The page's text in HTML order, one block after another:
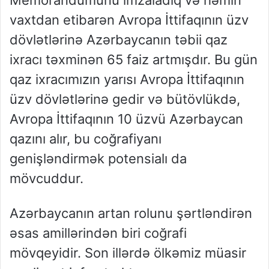
vaxtdan etibarən Avropa İttifaqının üzv
dövlətlərinə Azərbaycanın təbii qaz
ixracı təxminən 65 faiz artmışdır. Bu gün
qaz ixracımızın yarısı Avropa İttifaqının
üzv dövlətlərinə gedir və bütövlükdə,
Avropa İttifaqının 10 üzvü Azərbaycan
qazını alır, bu coğrafiyanı
genişləndirmək potensialı da
mövcuddur.
Azərbaycanın artan rolunu şərtləndirən
əsas amillərindən biri coğrafi
mövqeyidir. Son illərdə ölkəmiz müasir